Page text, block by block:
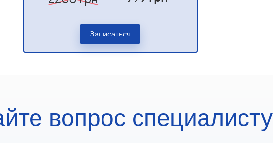
Записаться
вопрос специалисту